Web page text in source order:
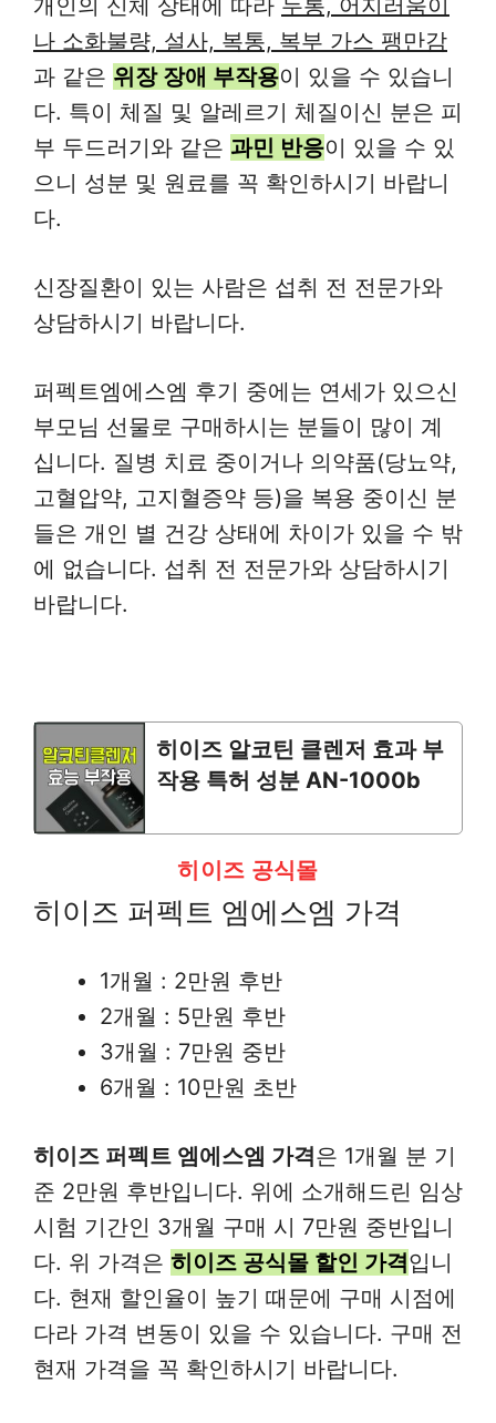
개인의 신체 상태에 따라 두통, 어지러움이
나 소화불량, 설사, 복통, 복부 가스 팽만감
과 같은 위장 장애 부작용이 있을 수 있습니
다. 특이 체질 및 알레르기 체질이신 분은 피
부 두드러기와 같은 과민 반응이 있을 수 있
으니 성분 및 원료를 꼭 확인하시기 바랍니
다.
신장질환이 있는 사람은 섭취 전 전문가와
상담하시기 바랍니다.
퍼펙트엠에스엠 후기 중에는 연세가 있으신
부모님 선물로 구매하시는 분들이 많이 계
십니다. 질병 치료 중이거나 의약품(당뇨약,
고혈압약, 고지혈증약 등)을 복용 중이신 분
들은 개인 별 건강 상태에 차이가 있을 수 밖
에 없습니다. 섭취 전 전문가와 상담하시기
바랍니다.
히이즈 알코틴 클렌저 효과 부
작용 특허 성분 AN-1000b
히이즈 공식몰
히이즈 퍼펙트 엠에스엠 가격
1개월 : 2만원 후반
2개월 : 5만원 후반
3개월 : 7만원 중반
6개월 : 10만원 초반
히이즈 퍼펙트 엠에스엠 가격은 1개월 분 기
준 2만원 후반입니다. 위에 소개해드린 임상
시험 기간인 3개월 구매 시 7만원 중반입니
다. 위 가격은 히이즈 공식몰 할인 가격입니
다. 현재 할인율이 높기 때문에 구매 시점에
다라 가격 변동이 있을 수 있습니다. 구매 전
현재 가격을 꼭 확인하시기 바랍니다.